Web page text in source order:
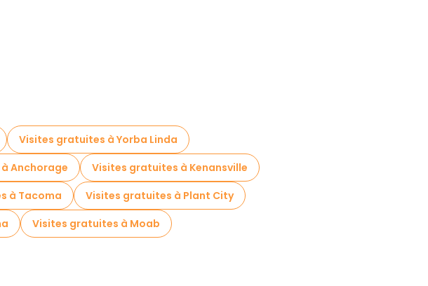
Visites gratuites à Yorba Linda
Anchorage
Visites gratuites à Kenansville
à Tacoma
Visites gratuites à Plant City
Visites gratuites à Moab